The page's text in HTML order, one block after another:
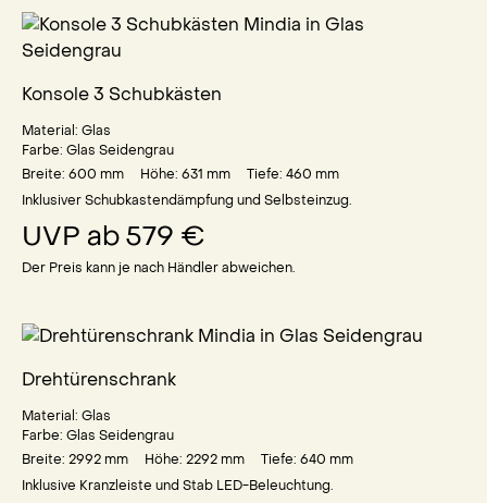
Konsole 3 Schubkästen
Material: Glas
Farbe: Glas Seidengrau
Breite: 600 mm Höhe: 631 mm Tiefe: 460 mm
Inklusiver Schubkastendämpfung und Selbsteinzug.
UVP ab579 €
Der Preis kann je nach Händler abweichen.
Drehtürenschrank
Material: Glas
Farbe: Glas Seidengrau
Breite: 2992 mm Höhe: 2292 mm Tiefe: 640 mm
Inklusive Kranzleiste und Stab LED-Beleuchtung.